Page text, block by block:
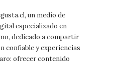
un medio de
especializado en
dedicado a compartir
confiable y experiencias
ofrecer contenido